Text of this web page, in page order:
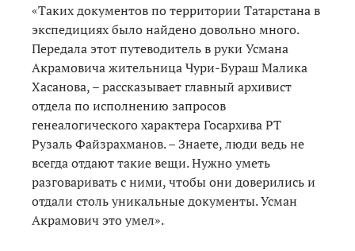
«Таких документов по территории Татарстана в
экспедициях было найдено довольно много.
Передала этот путеводитель в руки Усмана
Акрамовича жительница Чури-Бураш Малика
Хасанова, – рассказывает главный архивист
отдела по исполнению запросов
генеалогического характера Госархива РТ
Рузаль Файзрахманов. – Знаете, люди ведь не
всегда отдают такие вещи. Нужно уметь
разговаривать с ними, чтобы они доверились и
отдали столь уникальные документы. Усман
Акрамович это умел».